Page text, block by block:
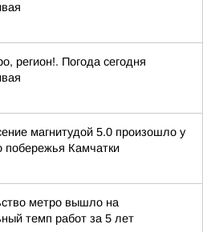
регион!. Погода сегодня
магнитудой 5.0 произошло у
побережья Камчатки
метро вышло на
темп работ за 5 лет